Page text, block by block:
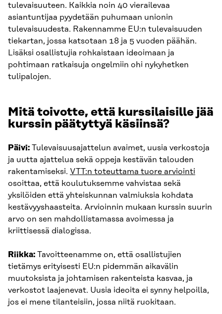
tulevaisuuteen. Kaikkia noin 40 vierailevaa
asiantuntijaa pyydetään puhumaan unionin
tulevaisuudesta. Rakennamme EU:n tulevaisuuden
tiekartan, jossa katsotaan 18 ja 5 vuoden päähän.
Lisäksi osallistujia rohkaistaan ideoimaan ja
pohtimaan ratkaisuja ongelmiin ohi nykyhetken
tulipalojen.
Mitä toivotte, että kurssilaisille jää
kurssin päätyttyä käsiinsä?
Päivi: Tulevaisuusajattelun avaimet, uusia verkostoja
ja uutta ajattelua sekä oppeja kestävän talouden
rakentamiseksi. VTT:n toteuttama tuore arviointi
osoittaa, että koulutuksemme vahvistaa sekä
yksilöiden että yhteiskunnan valmiuksia kohdata
kestävyyshaasteita. Arvioinnin mukaan kurssin suurin
arvo on sen mahdollistamassa avoimessa ja
kriittisessä dialogissa.
Riikka: Tavoitteenamme on, että osallistujien
tietämys erityisesti EU:n pidemmän aikavälin
muutoksista ja johtamisen rakenteista kasvaa, ja
verkostot laajenevat. Uusia ideoita ei synny helpoilla,
jos ei mene tilanteisiin, jossa niitä ruokitaan.